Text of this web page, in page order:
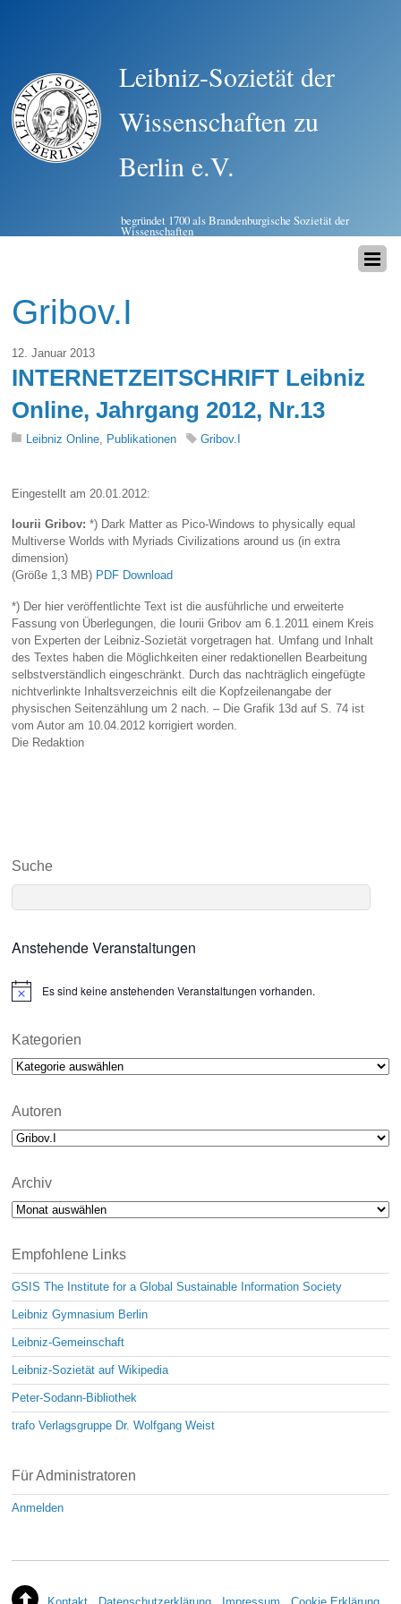
Leibniz-Sozietät der
Wissenschaften zu
Berlin e.V.
begründet 1700 als Brandenburgische Sozietät der
Wissenschaften
Gribov.I
12. Januar 2013
INTERNETZEITSCHRIFT Leibniz
Online, Jahrgang 2012, Nr.13
Leibniz Online, Publikationen Gribov.I
Eingestellt am 20.01.2012:
Iourii Gribov: *) Dark Matter as Pico-Windows to physically equal
Multiverse Worlds with Myriads Civilizations around us (in extra
dimension)
(Größe 1,3 MB) PDF Download
*) Der hier veröffentlichte Text ist die ausführliche und erweiterte
Fassung von Überlegungen, die Iourii Gribov am 6.1.2011 einem Kreis
von Experten der Leibniz-Sozietät vorgetragen hat. Umfang und Inhalt
des Textes haben die Möglichkeiten einer redaktionellen Bearbeitung
selbstverständlich eingeschränkt. Durch das nachträglich eingefügte
nichtverlinkte Inhaltsverzeichnis eilt die Kopfzeilenangabe der
physischen Seitenzählung um 2 nach. ‒ Die Grafik 13d auf S. 74 ist
vom Autor am 10.04.2012 korrigiert worden.
Die Redaktion
Suche
Anstehende Veranstaltungen
N
i
e
Es sind keine anstehenden Veranstaltungen vorhanden.
Kategorien
Kategorien
Autoren
Archiv
Archiv
Empfohlene Links
GSIS The Institute for a Global Sustainable Information Society
Leibniz Gymnasium Berlin
Leibniz-Gemeinschaft
Leibniz-Sozietät auf Wikipedia
Peter-Sodann-Bibliothek
trafo Verlagsgruppe Dr. Wolfgang Weist
Für Administratoren
Anmelden